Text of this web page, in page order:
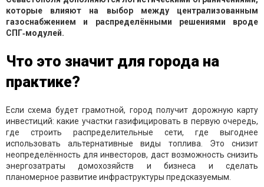
которые влияют на выбор между централизованным
газоснабжением и распределёнными решениями вроде
СПГ‑модулей.
Что это значит для города на
практике?
Если схема будет грамотной, город получит дорожную карту
инвестиций: какие участки газифицировать в первую очередь,
где строить распределительные сети, где выгоднее
использовать альтернативные виды топлива. Это снизит
неопределённость для инвесторов, даст возможность снизить
энергозатраты домохозяйств и бизнеса и сделать
планомерное развитие инфраструктуры предсказуемым.